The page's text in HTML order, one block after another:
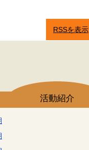
RSSを表示
活動紹介